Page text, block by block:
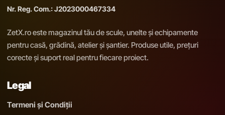
Nr. Reg. Com.: J2023000467334
ZetX.ro este magazinul tău de scule, unelte și echipamente
pentru casă, grădină, atelier și șantier. Produse utile, prețuri
corecte și suport real pentru fiecare proiect.
Legal
Termeni și Condiții